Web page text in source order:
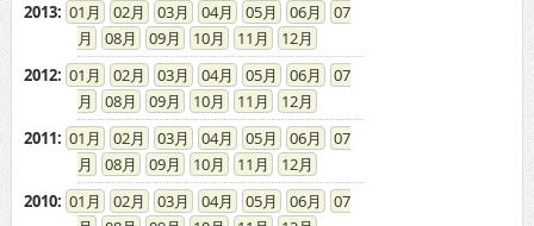
2013: 01 02 03 04 05 06
07
08
09 10 11
12
2012: 01 02 03 04 05 06
07
08
09 10 11
12
2011: 01 02 03 04 05 06
07
08
09 10 11
12
2010: 01 02 03 04 05 06
07